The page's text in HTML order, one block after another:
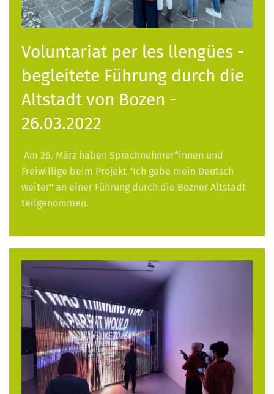
Voluntariat per les llengües -
begleitete Führung durch die
Altstadt von Bozen -
26.03.2022
Am 26. März haben Sprachnehmer*innen und
Freiwillige beim Projekt "Ich gebe mein Deutsch
weiter" an einer Führung durch die Bozner Altstadt
teilgenommen.